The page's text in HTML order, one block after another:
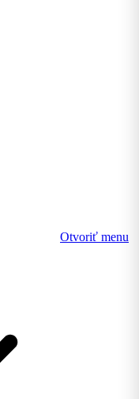
Otvoriť menu